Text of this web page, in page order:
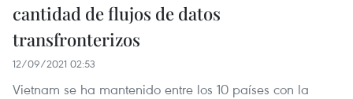
cantidad de flujos de datos
transfronterizos
12/09/2021 02:53
Vietnam se ha mantenido entre los 10 países con la